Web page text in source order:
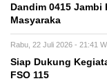
Dandim 0415
Masyaraka
Rabu, 22 Juli 2026 - 21:41
Siap Dukung
FSO 115